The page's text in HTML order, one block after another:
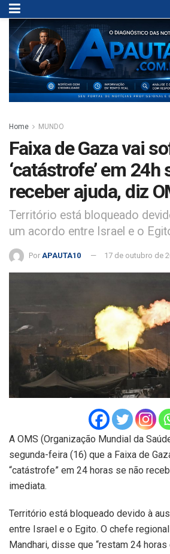
Home MUNDO
Faixa de Gaza vai
‘catástrofe’ em 24h
receber ajuda, diz
Território está bloqueado
um acordo entre Israel e o
Por APAUTA10 17 de outubro de
A OMS (Organização Mundial da
segunda-feira (16) que a Faixa de
“catástrofe” em 24 horas se não
imediata.
Território está bloqueado devido à
entre Israel e o Egito. O chefe
Mandhari, disse que “restam 24